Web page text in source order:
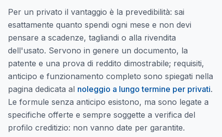
Per un privato il vantaggio è la prevedibilità: sai
esattamente quanto spendi ogni mese e non devi
pensare a scadenze, tagliandi o alla rivendita
dell'usato. Servono in genere un documento, la
patente e una prova di reddito dimostrabile; requisiti,
anticipo e funzionamento completo sono spiegati nella
pagina dedicata al noleggio a lungo termine per privati.
Le formule senza anticipo esistono, ma sono legate a
specifiche offerte e sempre soggette a verifica del
profilo creditizio: non vanno date per garantite.